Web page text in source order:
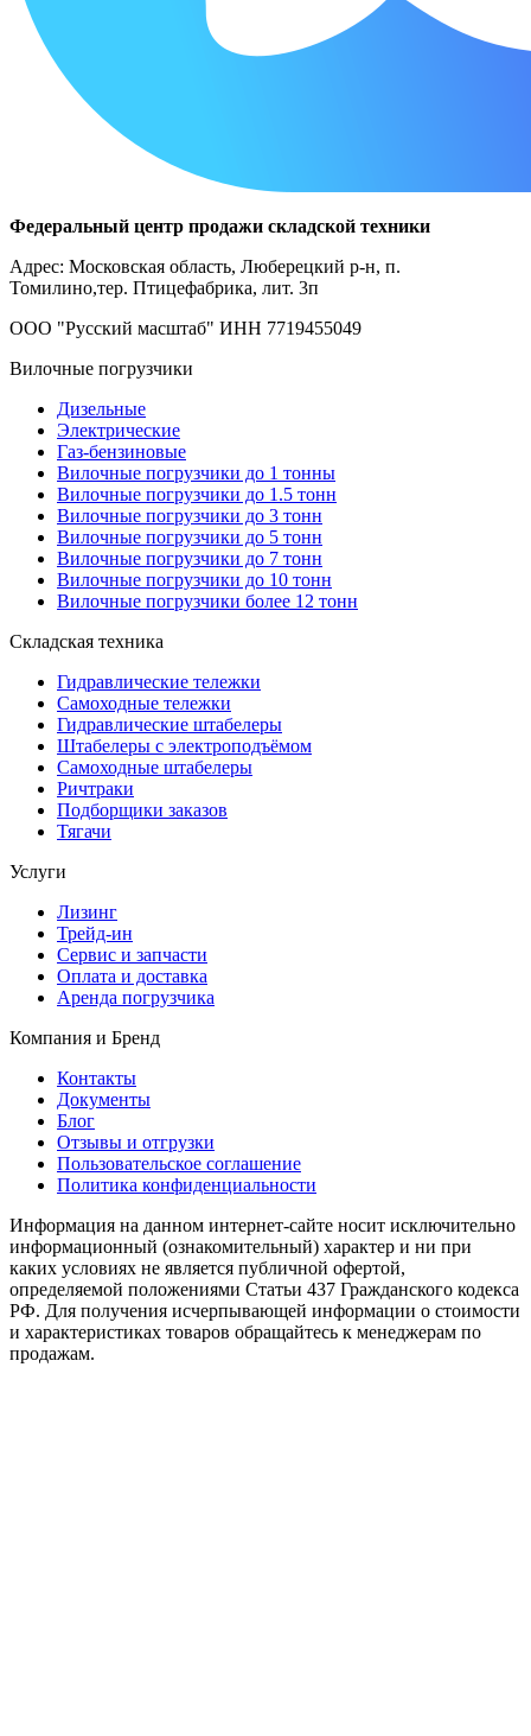
Федеральный центр продажи складской техники
Адрес: Московская область, Люберецкий р-н, п.
Томилино,тер. Птицефабрика, лит. 3п
ООО "Русский масштаб" ИНН 7719455049
Вилочные погрузчики
Дизельные
Электрические
Газ-бензиновые
Вилочные погрузчики до 1 тонны
Вилочные погрузчики до 1.5 тонн
Вилочные погрузчики до 3 тонн
Вилочные погрузчики до 5 тонн
Вилочные погрузчики до 7 тонн
Вилочные погрузчики до 10 тонн
Вилочные погрузчики более 12 тонн
Складская техника
Гидравлические тележки
Самоходные тележки
Гидравлические штабелеры
Штабелеры с электроподъёмом
Самоходные штабелеры
Ричтраки
Подборщики заказов
Тягачи
Услуги
Лизинг
Трейд-ин
Сервис и запчасти
Оплата и доставка
Аренда погрузчика
Компания и Бренд
Контакты
Документы
Блог
Отзывы и отгрузки
Пользовательское соглашение
Политика конфиденциальности
Информация на данном интернет-сайте носит исключительно
информационный (ознакомительный) характер и ни при
каких условиях не является публичной офертой,
определяемой положениями Статьи 437 Гражданского кодекса
РФ. Для получения исчерпывающей информации о стоимости
и характеристиках товаров обращайтесь к менеджерам по
продажам.